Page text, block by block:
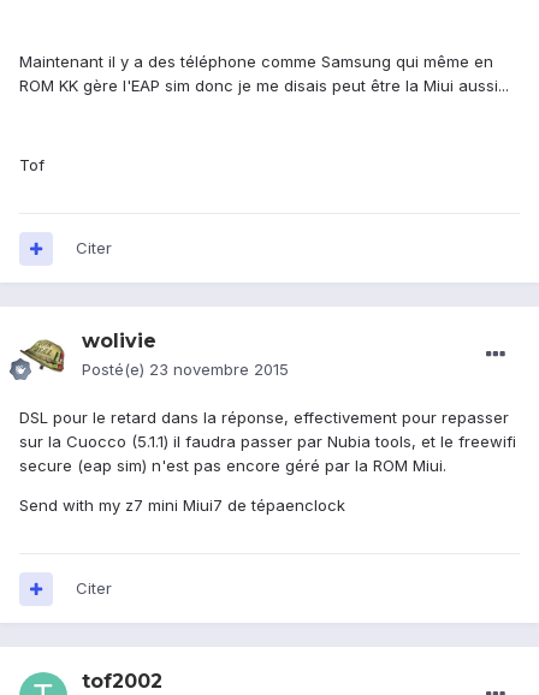
Maintenant il y a des téléphone comme Samsung qui même en
ROM KK gère l'EAP sim donc je me disais peut être la Miui aussi...
Tof
Citer
wolivie
Posté(e) 23 novembre 2015
DSL pour le retard dans la réponse, effectivement pour repasser
sur la Cuocco (5.1.1) il faudra passer par Nubia tools, et le freewifi
secure (eap sim) n'est pas encore géré par la ROM Miui.
Send with my z7 mini Miui7 de tépaenclock
Citer
tof2002